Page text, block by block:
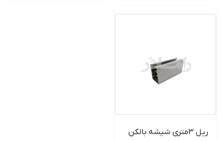
ریل 3متری شیشه بالکن